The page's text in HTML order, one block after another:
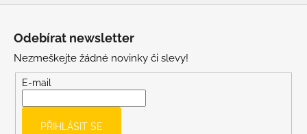
Odebírat newsletter
Nezmeškejte žádné novinky či slevy!
E-mail
PŘIHLÁSIT SE